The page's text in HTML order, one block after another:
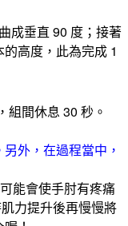
成垂直 90 度；接著
高度，此為完成 1
組間休息 30 秒。
外，在過程當中，
能會使手肘有疼痛
力提升後再慢慢將